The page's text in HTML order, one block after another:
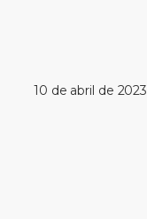
10 de abril de 2023